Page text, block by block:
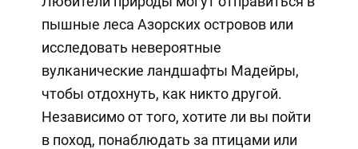
пышные леса Азорских островов или
исследовать невероятные
вулканические ландшафты Мадейры,
чтобы отдохнуть, как никто другой.
Независимо от того, хотите ли вы пойти
в поход, понаблюдать за птицами или